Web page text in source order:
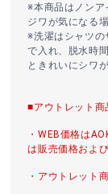
※本商品はノンア
ジワが気になる
※洗濯はシャツの
で入れ、脱水時
ときれいにシワ
■アウトレット商
・WEB価格は
は販売価格およ
・アウトレット